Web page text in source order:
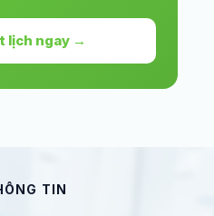
lịch ngay →
TIN